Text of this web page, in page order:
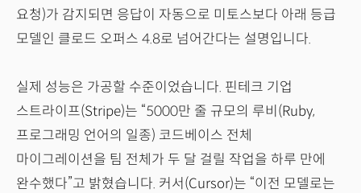
요청)가 감지되면 응답이 자동으로 미토스보다 아래 등급
모델인 클로드 오퍼스 4.8로 넘어간다는 설명입니다.
실제 성능은 가공할 수준이었습니다. 핀테크 기업
스트라이프(Stripe)는 “5000만 줄 규모의 루비(Ruby,
프로그래밍 언어의 일종) 코드베이스 전체
마이그레이션을 팀 전체가 두 달 걸릴 작업을 하루 만에
완수했다”고 밝혔습니다. 커서(Cursor)는 “이전 모델로는